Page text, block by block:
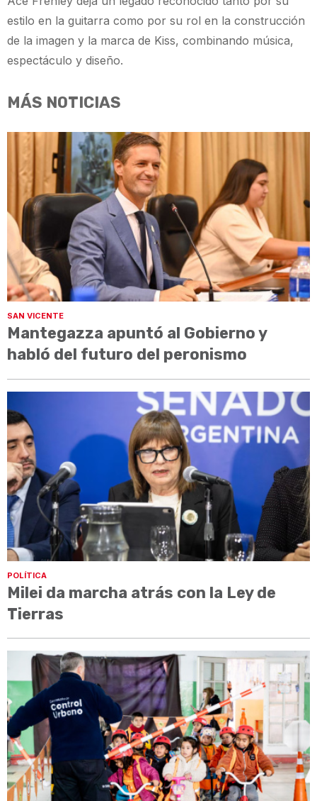
estilo en la guitarra como por su rol en la construcción
de la imagen y la marca de Kiss, combinando música,
espectáculo y diseño.
MÁS NOTICIAS
SAN VICENTE
Mantegazza apuntó al Gobierno y
habló del futuro del peronismo
POLÍTICA
Milei da marcha atrás con la Ley de
Tierras